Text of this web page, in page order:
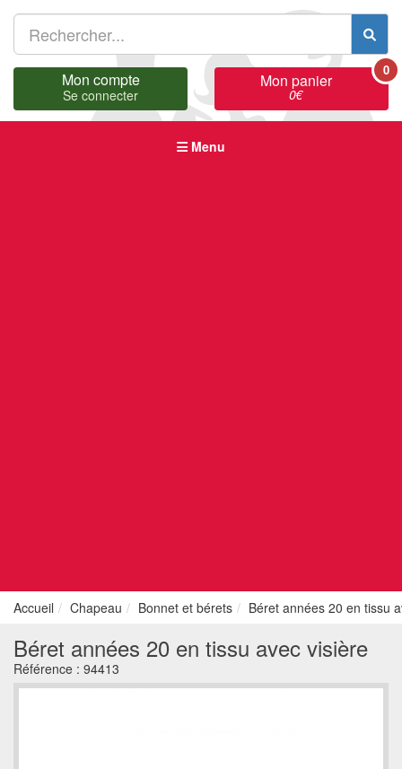
Mon compte
Se connecter
Mon panier
0€
0
Menu
Accueil Chapeau Bonnet et bérets Béret années 20 en tissu
Béret années 20 en tissu avec visière
Référence : 94413